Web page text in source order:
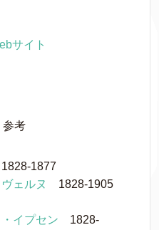
サイト
考
1877
ェルヌ
1828-1905
イプセン 1828-